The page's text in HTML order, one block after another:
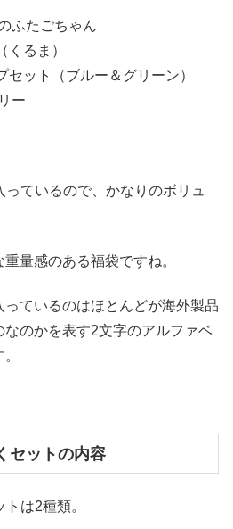
ふたごちゃん
るま）
ット（ブルー＆グリーン）
ー
ているので、かなりのボリュ
量感のある福袋ですね。
ているのはほとんどが海外製品
のかを表す2文字のアルファベ
セットの内容
は2種類。